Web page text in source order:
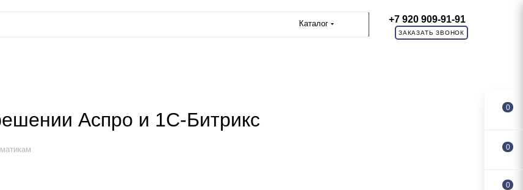
Каталог +7 920 909-91-91
ЗАКАЗАТЬ ЗВОНОК
Аспро и 1С-Битрикс
0
0
0